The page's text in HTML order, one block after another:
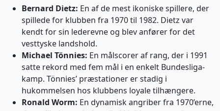
Bernard Dietz: En af de mest ikoniske spillere, der
spillede for klubben fra 1970 til 1982. Dietz var
kendt for sin lederevne og blev anfører for det
vesttyske landshold.
Michael Tönnies: En målscorer af rang, der i 1991
satte rekord med fem mål i en enkelt Bundesliga-
kamp. Tönnies’ præstationer er stadig i
hukommelsen hos klubbens loyale tilhængere.
Ronald Worm: En dynamisk angriber fra 1970’erne,